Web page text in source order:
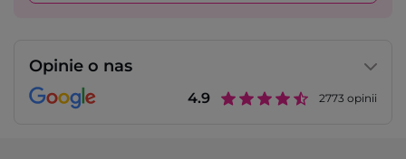
Opinie o nas
4.9 2773 opinii